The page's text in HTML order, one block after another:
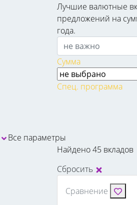
Лучшие валютные
предложений на
года.
Сумма
Спец. программа
Все параметры
Найдено 45 вкладов
Сбросить
Сравнение